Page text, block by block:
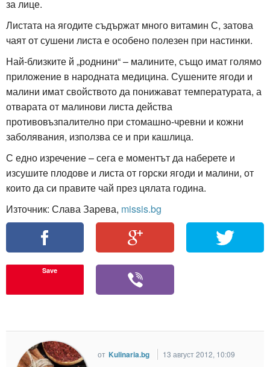
за лице.
Листата на ягодите съдържат много витамин С, затова
чаят от сушени листа е особено полезен при настинки.
Най-близките й „роднини“ – малините, също имат голямо
приложение в народната медицина. Сушените ягоди и
малини имат свойството да понижават температурата, а
отварата от малинови листа действа
противовъзпалително при стомашно-чревни и кожни
заболявания, използва се и при кашлица.
С едно изречение – сега е моментът да наберете и
изсушите плодове и листа от горски ягоди и малини, от
които да си правите чай през цялата година.
Източник: Слава Зарева, missis.bg
Save
от Kulinaria.bg
13 август 2012, 10:09